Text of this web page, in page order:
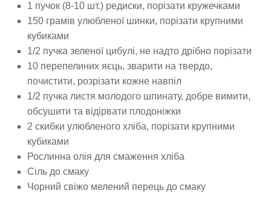
1 пучок (8-10 шт.) редиски, порізати кружечками
150 грамів улюбленої шинки, порізати крупними
кубиками
1/2 пучка зеленої цибулі, не надто дрібно порізати
10 перепелиних яєць, зварити на твердо,
почистити, розрізати кожне навпіл
1/2 пучка листя молодого шпинату, добре вимити,
обсушити та відірвати плодоніжки
2 скибки улюбленого хліба, порізати крупними
кубиками
Рослинна олія для смаження хліба
Сіль до смаку
Чорний свіжо мелений перець до смаку